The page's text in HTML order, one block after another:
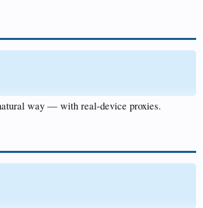
way — with real-device proxies.